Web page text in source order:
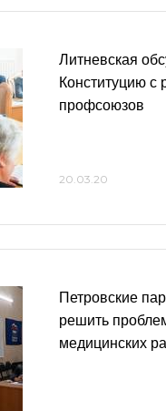
Литневская
Конституцию с
профсоюзов
20.03.20
Петровские
решить
медицинских